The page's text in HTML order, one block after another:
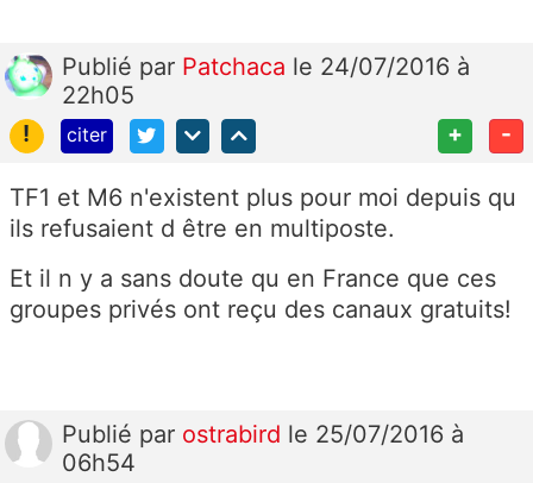
Publié par Patchaca le 24/07/2016 à
22h05
!
citer + -
TF1 et M6 n'existent plus pour moi depuis qu
ils refusaient d être en multiposte.
Et il n y a sans doute qu en France que ces
groupes privés ont reçu des canaux gratuits!
Publié par ostrabird le 25/07/2016 à
06h54